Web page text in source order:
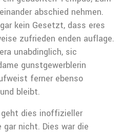
abschied nehmen.
kein Gesetzt, dass eres
zufrieden enden auflage.
unabdinglich, sic
gunstgewerblerin
ferner ebenso
bleibt.
dies inoffizieller
nicht. Dies war die